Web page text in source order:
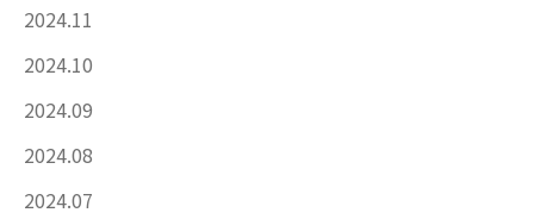
2024.11
2024.10
2024.09
2024.08
2024.07